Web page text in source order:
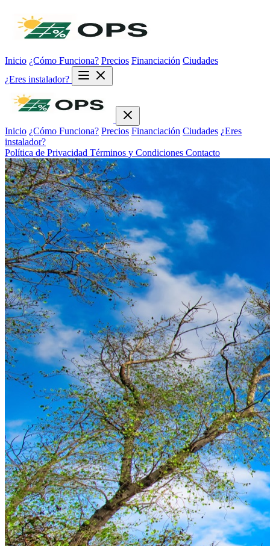
Inicio ¿Cómo Funciona? Precios Financiación Ciudades
¿Eres instalador?
Inicio ¿Cómo Funciona? Precios Financiación Ciudades ¿Eres
instalador?
Política de Privacidad Términos y Condiciones Contacto